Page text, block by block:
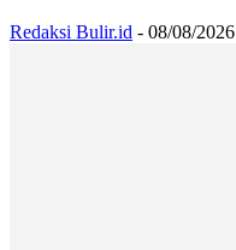
Redaksi Bulir.id - 08/08/2026